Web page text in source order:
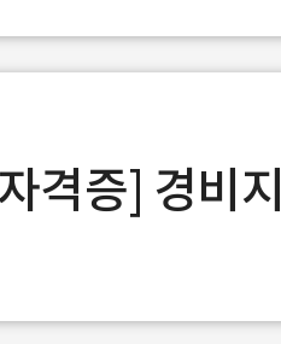
격증] 경비